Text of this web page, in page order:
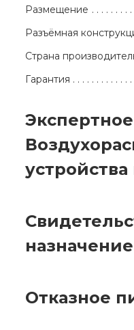
Размещение
Разъёмная
Страна
Гарантия
назначение
Отказное